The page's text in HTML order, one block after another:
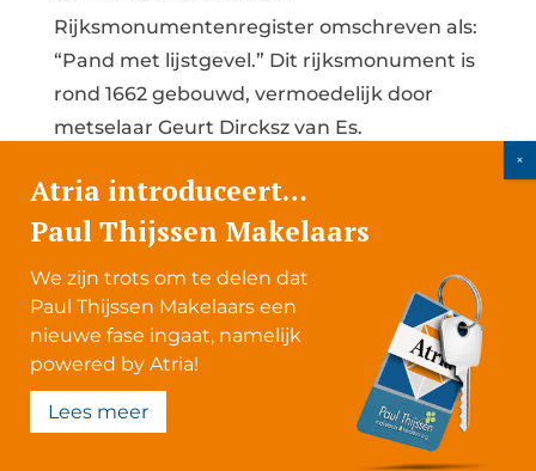
Rijksmonumentenregister omschreven als:
“Pand met lijstgevel.” Dit rijksmonument is
rond 1662 gebouwd, vermoedelijk door
metselaar Geurt Dircksz van Es.
LET OP: het officiële woonoppervlakte
souterrain/kelderruimte van 25 m2 met een
hoogte van circa 1,95 meter. Het souterrain
is in gebruik als slaap/logeerkamer en
royale was/bergruimte.
© Atria Makelaardij. Alle rechten
Atria introduceert…
Paul Thijssen Makelaars
We zijn trots om te delen dat
Paul Thijssen Makelaars een
nieuwe fase ingaat, namelijk
powered by Atria!
Lees meer